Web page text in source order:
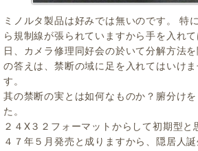
ミノルタ製品は好みでは無いのです。
ら規制線が張られていますから手を入れ
日、カメラ修理同好会の於いて分解方法
の答えは、禁断の域に足を入れてはいけ
す。
其の禁断の実とは如何なものか？腑分け
た。
２４X３２フォーマットからして初期型と
４７年５月発売と成りますから、隠居人